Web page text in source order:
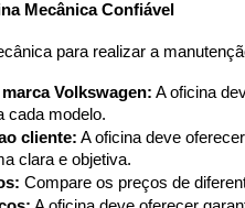
Mecânica Confiável
para realizar a
Volkswagen: A oficina
cada modelo.
cliente: A oficina deve
clara e objetiva.
Compare os preços de